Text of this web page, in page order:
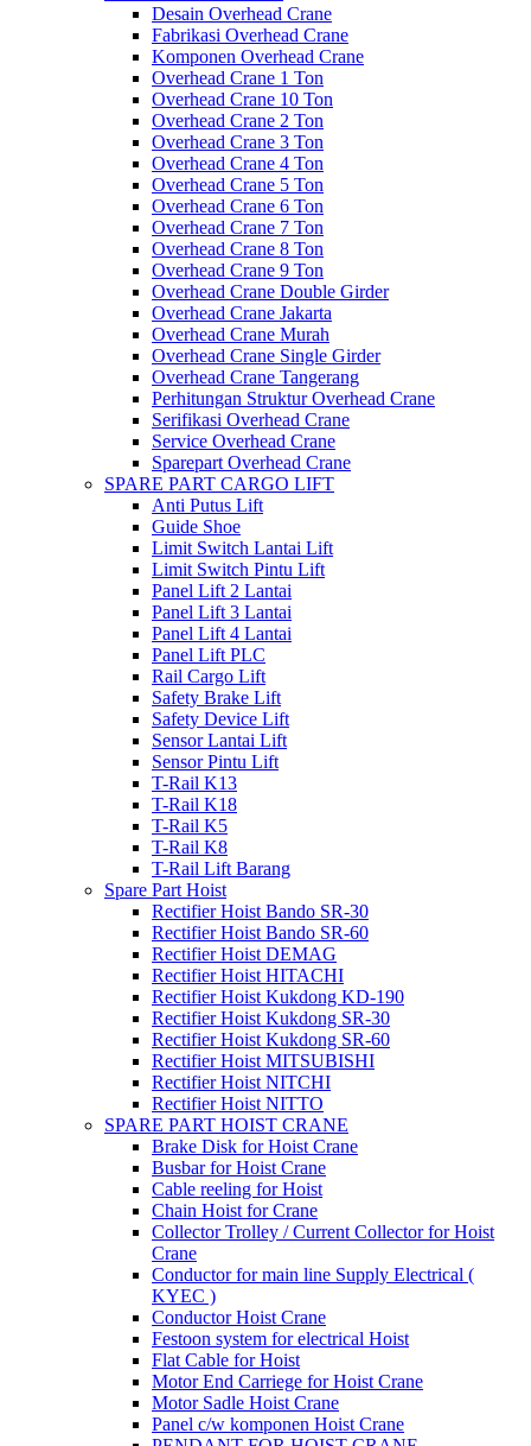
Desain Overhead Crane
Fabrikasi Overhead Crane
Komponen Overhead Crane
Overhead Crane 1 Ton
Overhead Crane 10 Ton
Overhead Crane 2 Ton
Overhead Crane 3 Ton
Overhead Crane 4 Ton
Overhead Crane 5 Ton
Overhead Crane 6 Ton
Overhead Crane 7 Ton
Overhead Crane 8 Ton
Overhead Crane 9 Ton
Overhead Crane Double Girder
Overhead Crane Jakarta
Overhead Crane Murah
Overhead Crane Single Girder
Overhead Crane Tangerang
Perhitungan Struktur Overhead Crane
Serifikasi Overhead Crane
Service Overhead Crane
Sparepart Overhead Crane
SPARE PART CARGO LIFT
Anti Putus Lift
Guide Shoe
Limit Switch Lantai Lift
Limit Switch Pintu Lift
Panel Lift 2 Lantai
Panel Lift 3 Lantai
Panel Lift 4 Lantai
Panel Lift PLC
Rail Cargo Lift
Safety Brake Lift
Safety Device Lift
Sensor Lantai Lift
Sensor Pintu Lift
T-Rail K13
T-Rail K18
T-Rail K5
T-Rail K8
T-Rail Lift Barang
Spare Part Hoist
Rectifier Hoist Bando SR-30
Rectifier Hoist Bando SR-60
Rectifier Hoist DEMAG
Rectifier Hoist HITACHI
Rectifier Hoist Kukdong KD-190
Rectifier Hoist Kukdong SR-30
Rectifier Hoist Kukdong SR-60
Rectifier Hoist MITSUBISHI
Rectifier Hoist NITCHI
Rectifier Hoist NITTO
SPARE PART HOIST CRANE
Brake Disk for Hoist Crane
Busbar for Hoist Crane
Cable reeling for Hoist
Chain Hoist for Crane
Collector Trolley / Current Collector for Hoist
Crane
Conductor for main line Supply Electrical (
KYEC )
Conductor Hoist Crane
Festoon system for electrical Hoist
Flat Cable for Hoist
Motor End Carriege for Hoist Crane
Motor Sadle Hoist Crane
Panel c/w komponen Hoist Crane